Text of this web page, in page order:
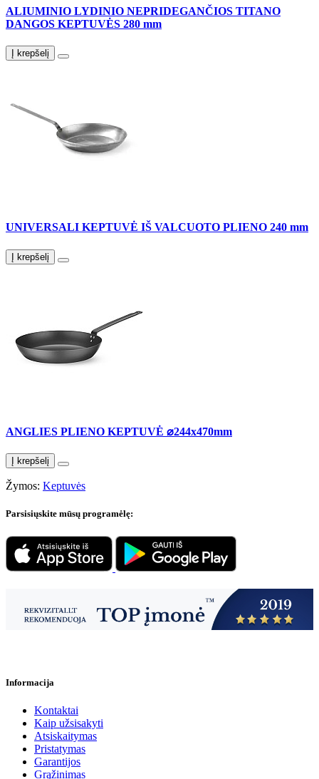
ALIUMINIO LYDINIO NEPRIDEGANČIOS TITANO
DANGOS KEPTUVĖS 280 mm
Į krepšelį
UNIVERSALI KEPTUVĖ IŠ VALCUOTO PLIENO 240 mm
Į krepšelį
ANGLIES PLIENO KEPTUVĖ ⌀244x470mm
Į krepšelį
Žymos: Keptuvės
Parsisiųskite mūsų programėlę:
Informacija
Kontaktai
Kaip užsisakyti
Atsiskaitymas
Pristatymas
Garantijos
Grąžinimas